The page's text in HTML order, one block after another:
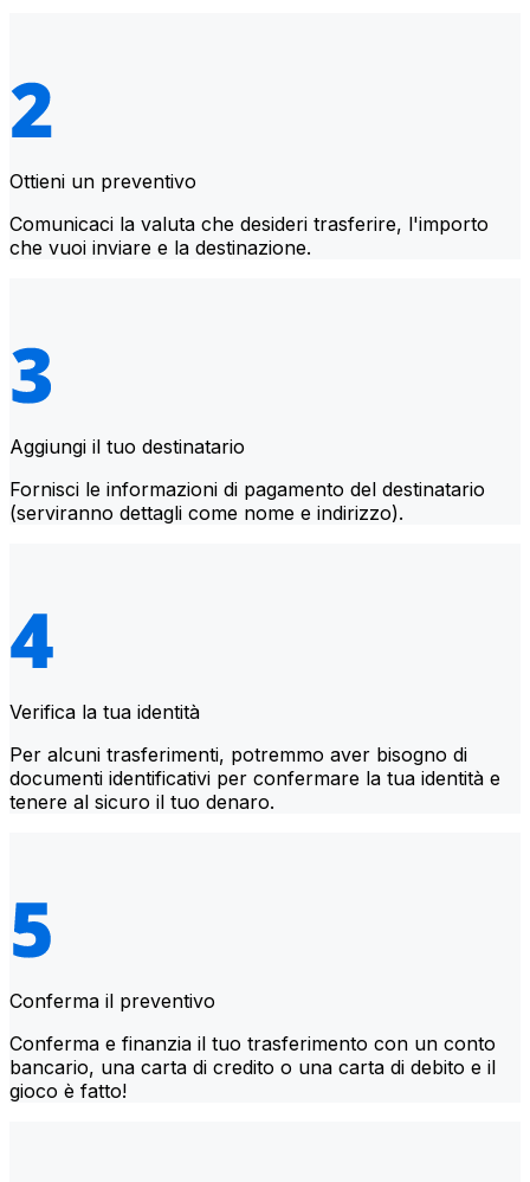
Ottieni un preventivo
Comunicaci la valuta che desideri trasferire, l'importo
che vuoi inviare e la destinazione.
Aggiungi il tuo destinatario
Fornisci le informazioni di pagamento del destinatario
(serviranno dettagli come nome e indirizzo).
Verifica la tua identità
Per alcuni trasferimenti, potremmo aver bisogno di
documenti identificativi per confermare la tua identità e
tenere al sicuro il tuo denaro.
Conferma il preventivo
Conferma e finanzia il tuo trasferimento con un conto
bancario, una carta di credito o una carta di debito e il
gioco è fatto!